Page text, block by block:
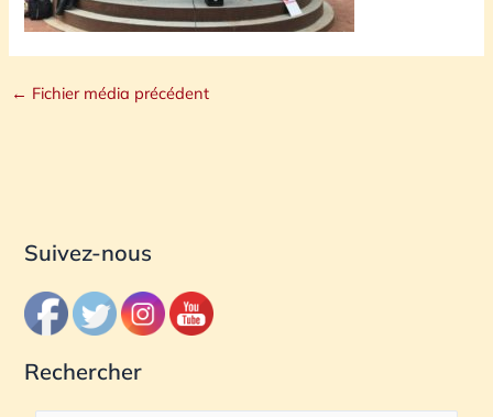
← Fichier média précédent
Suivez-nous
Rechercher